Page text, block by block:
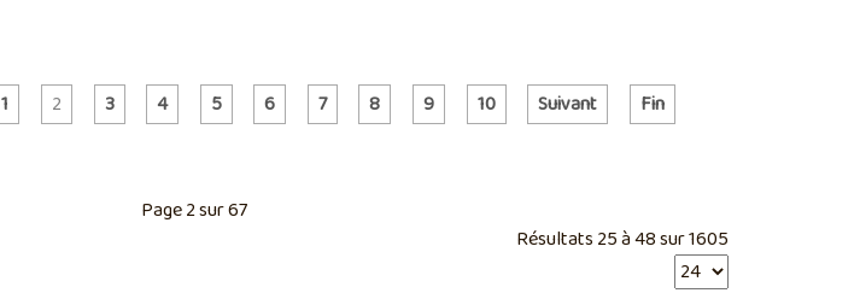
1 2 3 4 5 6 7 8 9 10 Suivant Fin
Page 2 sur 67
Résultats 25 à 48 sur 1605